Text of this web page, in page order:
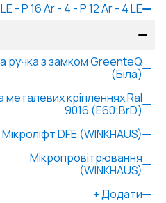
- P 16 Ar - 4 - P 12 Ar - 4 LE
ручка з замком GreenteQ
(Біла)
металевих кріпленнях Ral
9016 (Е60;BrD)
Мікроліфт DFE (WINKHAUS)
Мікропровітрювання
(WINKHAUS)
+Додати